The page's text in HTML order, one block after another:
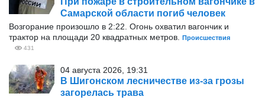
Самарской области погиб человек
Возгорание произошло в 2:22. Огонь охватил вагончик и
трактор на площади 20 квадратных метров.
Происшествия
431
04 августа 2026, 19:31
В Шигонском лесничестве из-за грозы
загорелась трава